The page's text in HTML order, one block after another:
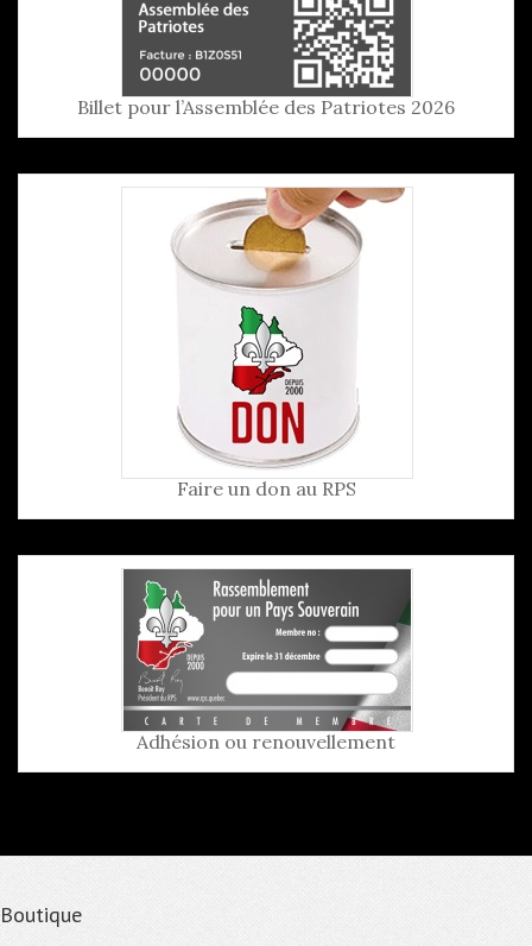
Billet pour l’Assemblée des Patriotes 2026
Faire un don au RPS
Adhésion ou renouvellement
Boutique